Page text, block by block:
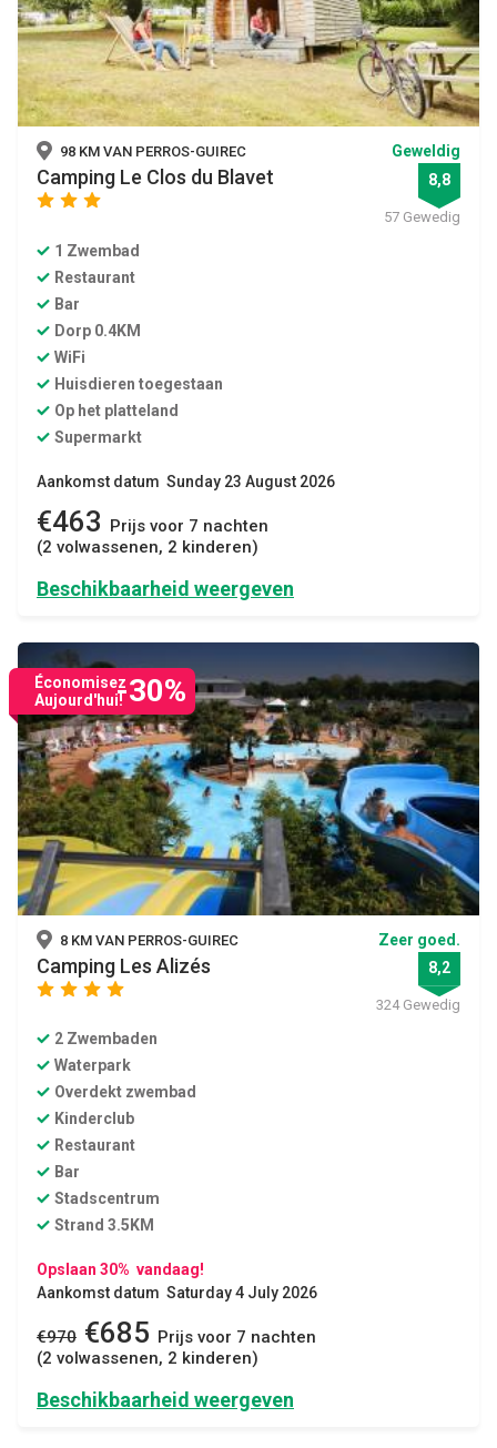
98 KM VAN PERROS-GUIREC
Camping Le Clos du Blavet
star star
Geweldig
8,8
57 Gewedig
1 Zwembad
Restaurant
Bar
Dorp 0.4KM
WiFi
Huisdieren toegestaan
Op het platteland
Supermarkt
Aankomst datum Sunday 23 August 2026
€463 Prijs voor 7 nachten
(2 volwassenen, 2 kinderen)
Beschikbaarheid weergeven
Économisez
Aujourd'hui!-30%
8 KM VAN PERROS-GUIREC
Camping Les Alizés
star star star
Zeer goed.
8,2
324 Gewedig
2 Zwembaden
Waterpark
Overdekt zwembad
Kinderclub
Restaurant
Bar
Stadscentrum
Strand 3.5KM
Opslaan 30% vandaag!
Aankomst datum Saturday 4 July 2026
€970 €685 Prijs voor 7 nachten
(2 volwassenen, 2 kinderen)
Beschikbaarheid weergeven